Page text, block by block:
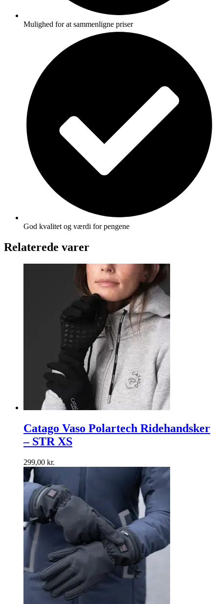
Mulighed for at sammenligne priser
God kvalitet og værdi for pengene
Relaterede varer
Catago Vaso Polartech Ridehandsker
– STR XS
299,00 kr.